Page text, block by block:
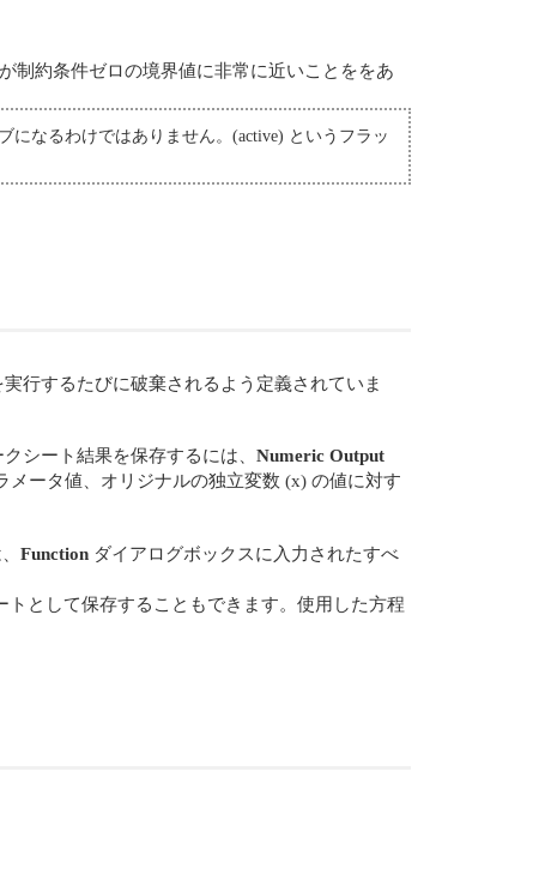
制約条件ゼロの境界値に非常に近いことををあ
なるわけではありません。(active) というフラッ
行するたびに破棄されるよう定義されていま
シート結果を保存するには、Numeric Output
ータ値、オリジナルの独立変数 (x) の値に対す
Function ダイアログボックスに入力されたすべ
として保存することもできます。使用した方程